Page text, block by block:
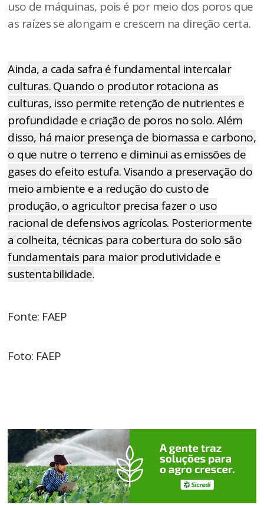
uso de máquinas, pois é por meio dos poros que
as raízes se alongam e crescem na direção certa.
Ainda, a cada safra é fundamental intercalar
culturas. Quando o produtor rotaciona as
culturas, isso permite retenção de nutrientes e
profundidade e criação de poros no solo. Além
disso, há maior presença de biomassa e carbono,
o que nutre o terreno e diminui as emissões de
gases do efeito estufa. Visando a preservação do
meio ambiente e a redução do custo de
produção, o agricultor precisa fazer o uso
racional de defensivos agrícolas. Posteriormente
a colheita, técnicas para cobertura do solo são
fundamentais para maior produtividade e
sustentabilidade.
Fonte: FAEP
Foto: FAEP